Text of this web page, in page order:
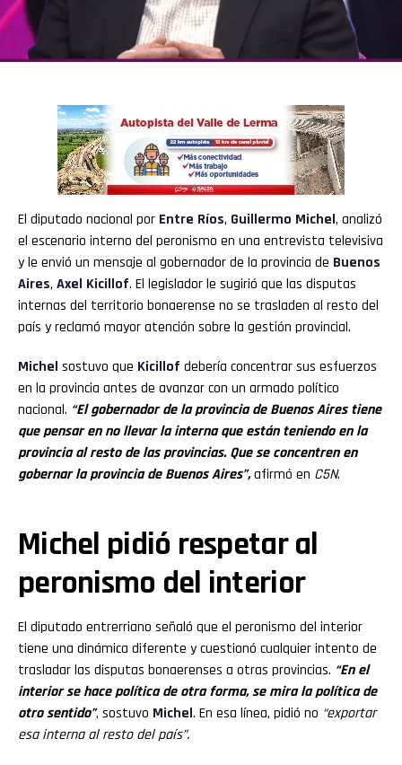
El diputado nacional por Entre Ríos, Guillermo Michel, analizó
el escenario interno del peronismo en una entrevista televisiva
y le envió un mensaje al gobernador de la provincia de Buenos
Aires, Axel Kicillof. El legislador le sugirió que las disputas
internas del territorio bonaerense no se trasladen al resto del
país y reclamó mayor atención sobre la gestión provincial.
Michel sostuvo que Kicillof debería concentrar sus esfuerzos
en la provincia antes de avanzar con un armado político
nacional. “El gobernador de la provincia de Buenos Aires tiene
que pensar en no llevar la interna que están teniendo en la
provincia al resto de las provincias. Que se concentren en
gobernar la provincia de Buenos Aires”,afirmó en C5N.
Michel pidió respetar al
peronismo del interior
El diputado entrerriano señaló que el peronismo del interior
tiene una dinámica diferente y cuestionó cualquier intento de
trasladar las disputas bonaerenses a otras provincias. “En el
interior se hace política de otra forma, se mira la política de
otro sentido”, sostuvo Michel. En esa línea, pidió no “exportar
esa interna al resto del país”.